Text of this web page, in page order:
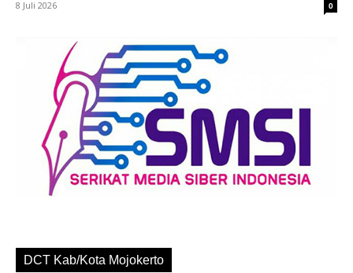
8 Juli 2026 0
DCT Kab/Kota Mojokerto